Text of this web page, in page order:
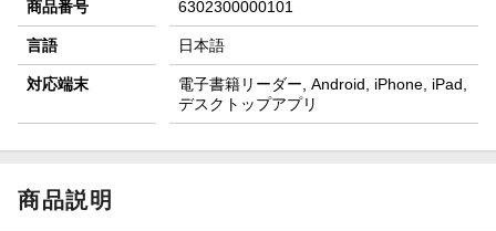
商品番号 6302300000101
言語 日本語
対応端末
電子書籍リーダー, Android, iPhone, iPad,
デスクトップアプリ
商品説明